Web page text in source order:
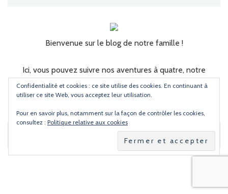
Bienvenue sur le blog de notre famille !
Ici, vous pouvez suivre nos aventures à quatre, notre
quotidien, nos tests, avis, et bonnes adresses !
Confidentialité et cookies : ce site utilise des cookies. En continuant à
utiliser ce site Web, vous acceptez leur utilisation.
Pour en savoir plus, notamment sur la façon de contrôler les cookies,
consultez : Politique relative aux cookies